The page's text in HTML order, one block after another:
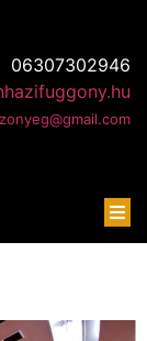
06307302946